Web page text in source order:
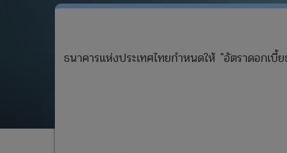
ธนาคารแห่งประเทศไทยกำหนดให้ "อัตราดอกเ